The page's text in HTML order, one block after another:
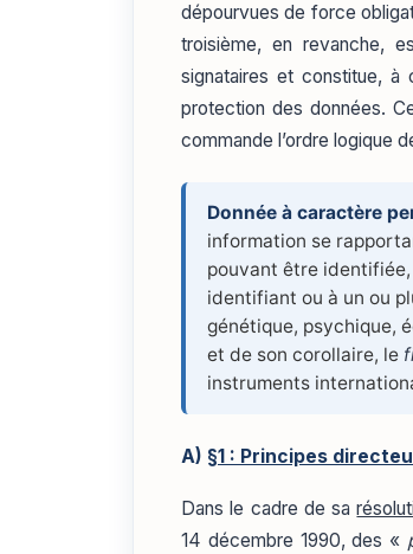
dépourvues de force
troisième, en revanche,
signataires et constitue, à
protection des données.
commande l’ordre logique
Donnée à caractère
information se
pouvant être
identifiant ou à un ou
génétique, psychique,
et de son corollaire, le
instruments
A) §1 : Principes
Dans le cadre de sa
14 décembre 1990, des «